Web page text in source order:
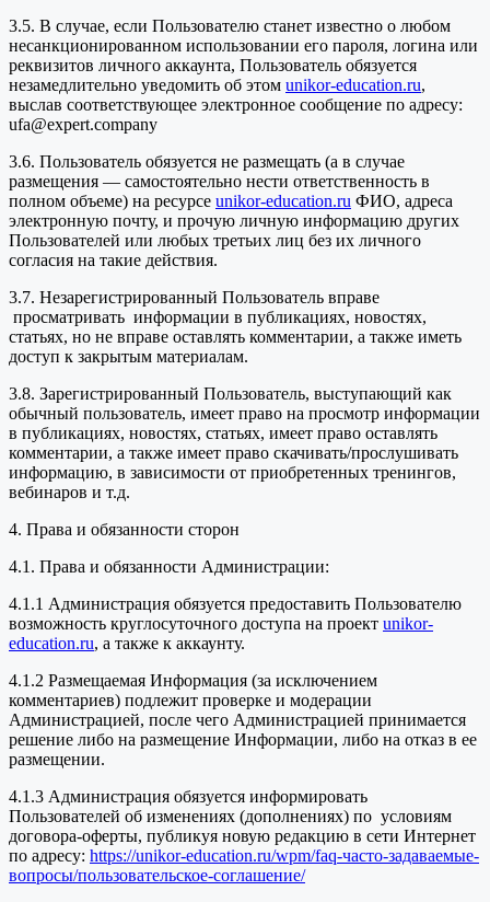
3.5. В случае, если Пользователю станет известно о любом
несанкционированном использовании его пароля, логина или
реквизитов личного аккаунта, Пользователь обязуется
незамедлительно уведомить об этом unikor-education.ru,
выслав соответствующее электронное сообщение по адресу:
ufa@expert.company
3.6. Пользователь обязуется не размещать (а в случае
размещения — самостоятельно нести ответственность в
полном объеме) на ресурсе unikor-education.ru ФИО, адреса
электронную почту, и прочую личную информацию других
Пользователей или любых третьих лиц без их личного
согласия на такие действия.
3.7. Незарегистрированный Пользователь вправе
просматривать информации в публикациях, новостях,
статьях, но не вправе оставлять комментарии, а также иметь
доступ к закрытым материалам.
3.8. Зарегистрированный Пользователь, выступающий как
обычный пользователь, имеет право на просмотр информации
в публикациях, новостях, статьях, имеет право оставлять
комментарии, а также имеет право скачивать/прослушивать
информацию, в зависимости от приобретенных тренингов,
вебинаров и т.д.
4. Права и обязанности сторон
4.1. Права и обязанности Администрации:
4.1.1 Администрация обязуется предоставить Пользователю
возможность круглосуточного доступа на проект unikor-
education.ru, а также к аккаунту.
4.1.2 Размещаемая Информация (за исключением
комментариев) подлежит проверке и модерации
Администрацией, после чего Администрацией принимается
решение либо на размещение Информации, либо на отказ в ее
размещении.
4.1.3 Администрация обязуется информировать
Пользователей об изменениях (дополнениях) по условиям
договора-оферты, публикуя новую редакцию в сети Интернет
по адресу: https://unikor-education.ru/wpm/faq-часто-задаваемые-
вопросы/пользовательское-соглашение/